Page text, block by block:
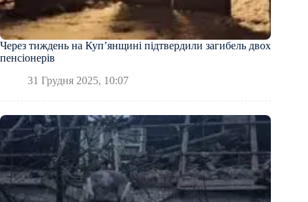
Через тиждень на Купʼянщині підтвердили загибель двох
пенсіонерів
31 Грудня 2025, 10:07